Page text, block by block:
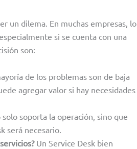
un dilema. En muchas empresas, lo
si se cuenta con una
son:
de los problemas son de baja
agregar valor si hay necesidades
soporta la operación, sino que
será necesario.
Un Service Desk bien